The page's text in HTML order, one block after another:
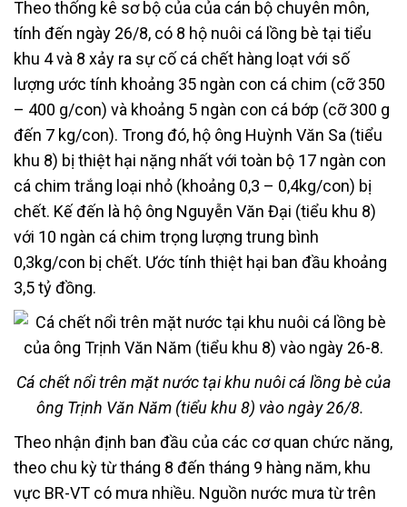
Theo thống kê sơ bộ của của cán bộ chuyên môn,
tính đến ngày 26/8, có 8 hộ nuôi cá lồng bè tại tiểu
khu 4 và 8 xảy ra sự cố cá chết hàng loạt với số
lượng ước tính khoảng 35 ngàn con cá chim (cỡ 350
– 400 g/con) và khoảng 5 ngàn con cá bớp (cỡ 300 g
đến 7 kg/con). Trong đó, hộ ông Huỳnh Văn Sa (tiểu
khu 8) bị thiệt hại nặng nhất với toàn bộ 17 ngàn con
cá chim trắng loại nhỏ (khoảng 0,3 – 0,4kg/con) bị
chết. Kế đến là hộ ông Nguyễn Văn Đại (tiểu khu 8)
với 10 ngàn cá chim trọng lượng trung bình
0,3kg/con bị chết. Ước tính thiệt hại ban đầu khoảng
3,5 tỷ đồng.
Cá chết nổi trên mặt nước tại khu nuôi cá lồng bè của
ông Trịnh Văn Năm (tiểu khu 8) vào ngày 26/8.
Theo nhận định ban đầu của các cơ quan chức năng,
theo chu kỳ từ tháng 8 đến tháng 9 hàng năm, khu
vực BR-VT có mưa nhiều. Nguồn nước mưa từ trên